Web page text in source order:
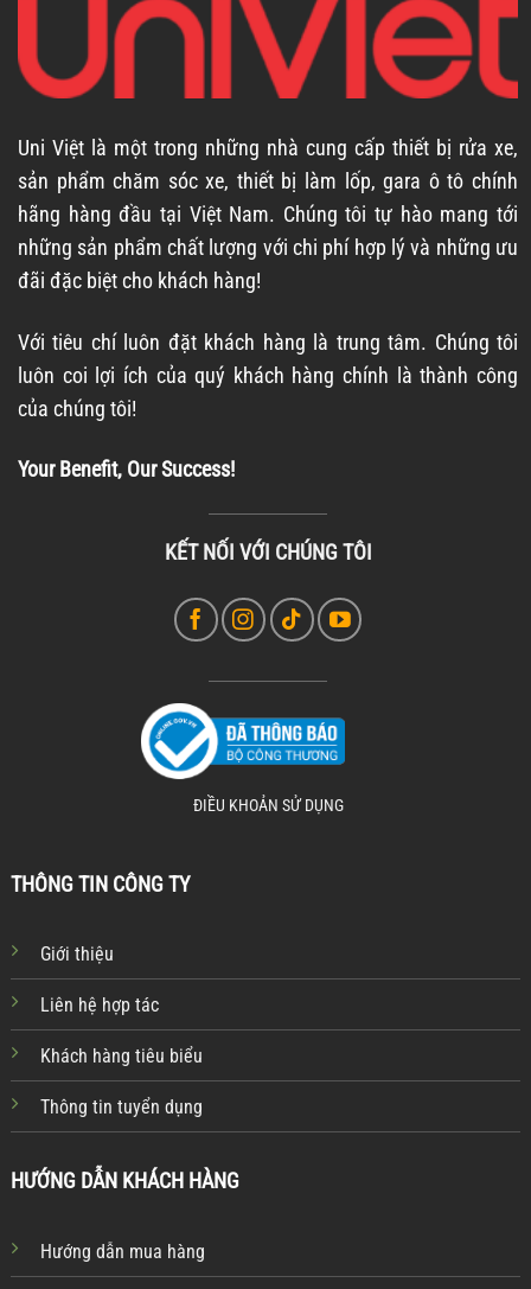
Uni Việt là một trong những nhà cung cấp thiết bị rửa xe,
sản phẩm chăm sóc xe, thiết bị làm lốp, gara ô tô chính
hãng hàng đầu tại Việt Nam. Chúng tôi tự hào mang tới
những sản phẩm chất lượng với chi phí hợp lý và những ưu
đãi đặc biệt cho khách hàng!
Với tiêu chí luôn đặt khách hàng là trung tâm. Chúng tôi
luôn coi lợi ích của quý khách hàng chính là thành công
của chúng tôi!
Your Benefit, Our Success!
KẾT NỐI VỚI CHÚNG TÔI
ĐIỀU KHOẢN SỬ DỤNG
THÔNG TIN CÔNG TY
Giới thiệu
Liên hệ hợp tác
Khách hàng tiêu biểu
Thông tin tuyển dụng
HƯỚNG DẪN KHÁCH HÀNG
Hướng dẫn mua hàng